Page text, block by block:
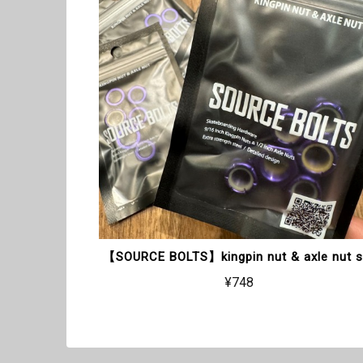
【SOURCE BOLTS】kingpin nut & axle nut
¥748